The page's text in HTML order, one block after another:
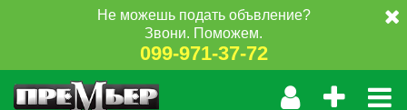
Не можешь подать объвление?
Звони. Поможем.
099-971-37-72